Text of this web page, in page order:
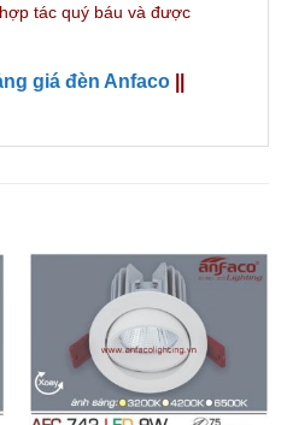
tác quý báu và được
giá đèn Anfaco